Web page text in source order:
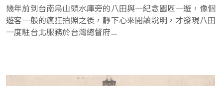
幾年前到台南烏山頭水庫旁的八田與一紀念園區一遊，像個
遊客一般的瘋狂拍照之後，靜下心來閱讀說明，才發現八田
一度駐台北服務於台灣總督府...